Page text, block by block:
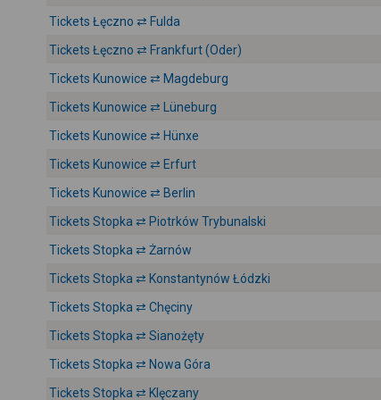
Tickets Łęczno ⇄ Fulda
Tickets Łęczno ⇄ Frankfurt (Oder)
Tickets Kunowice ⇄ Magdeburg
Tickets Kunowice ⇄ Lüneburg
Tickets Kunowice ⇄ Hünxe
Tickets Kunowice ⇄ Erfurt
Tickets Kunowice ⇄ Berlin
Tickets Stopka ⇄ Piotrków Trybunalski
Tickets Stopka ⇄ Żarnów
Tickets Stopka ⇄ Konstantynów Łódzki
Tickets Stopka ⇄ Chęciny
Tickets Stopka ⇄ Sianożęty
Tickets Stopka ⇄ Nowa Góra
Tickets Stopka ⇄ Klęczany